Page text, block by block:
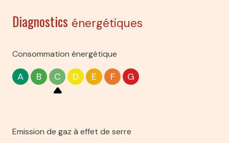
cuisine
salle d'eau
WC
chambre
Diagnostics énergétiques
Consommation énergétique
A B C D E F G
Emission de gaz à effet de serre